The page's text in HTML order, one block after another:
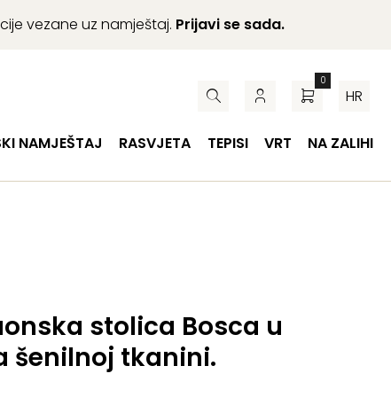
vezane uz namještaj. Prijavi se sada.
0
HR
NAMJEŠTAJ RASVJETA TEPISI VRT NA ZALIHI
stolica Bosca u
šenilnoj tkanini.